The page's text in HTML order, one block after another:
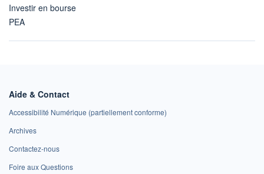
Investir en bourse
PEA
Aide & Contact
Accessibilité Numérique (partiellement conforme)
Archives
Contactez-nous
Foire aux Questions